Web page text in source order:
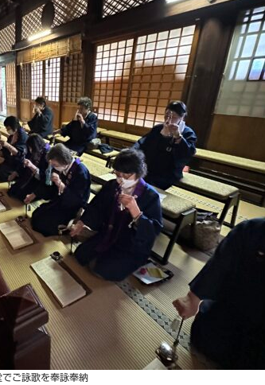
でご詠歌を奉詠奉納